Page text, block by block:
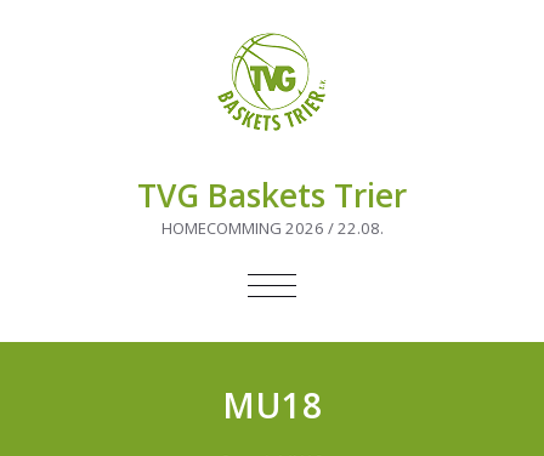
TVG Baskets Trier
HOMECOMMING 2026 / 22.08.
NAVIGATION
MU18